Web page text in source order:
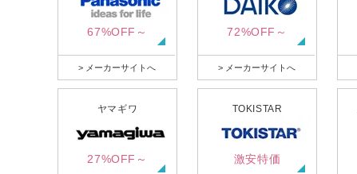
67%OFF～
> メーカーサイトへ
72%OFF～
> メーカーサイトへ
ヤマギワ
27%OFF～
TOKISTAR
激安特価